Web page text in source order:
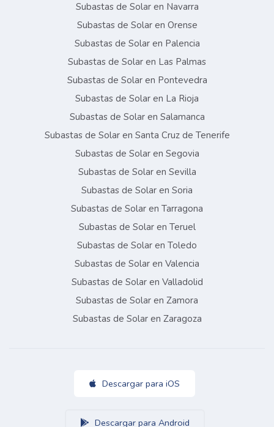
Subastas de Solar en Navarra
Subastas de Solar en Orense
Subastas de Solar en Palencia
Subastas de Solar en Las Palmas
Subastas de Solar en Pontevedra
Subastas de Solar en La Rioja
Subastas de Solar en Salamanca
Subastas de Solar en Santa Cruz de Tenerife
Subastas de Solar en Segovia
Subastas de Solar en Sevilla
Subastas de Solar en Soria
Subastas de Solar en Tarragona
Subastas de Solar en Teruel
Subastas de Solar en Toledo
Subastas de Solar en Valencia
Subastas de Solar en Valladolid
Subastas de Solar en Zamora
Subastas de Solar en Zaragoza
Descargar para iOS
Descargar para Android